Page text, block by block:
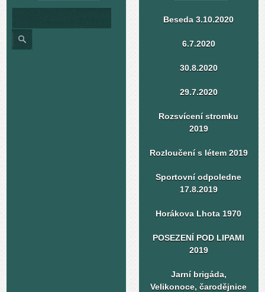
Beseda 3.10.2020
6.7.2020
30.8.2020
29.7.2020
Rozsvícení stromku
2019
Rozloučení s létem 2019
Sportovní odpoledne
17.8.2019
Horákova Lhota 1970
POSEZENÍ POD LIPAMI
2019
Jarní brigáda,
Velikonoce, čarodějnice